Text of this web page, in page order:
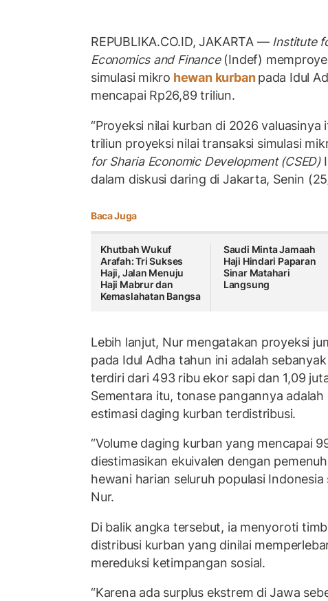
REPUBLIKA.CO.ID, JAKARTA — Institute
Economics and Finance (Indef)
simulasi mikro hewan kurbanpada Idul
mencapai Rp26,89 triliun.
“Proyeksi nilai kurban di 2026 valuasinya
triliun proyeksi nilai transaksi simulasi
for Sharia Economic Development (CSED)
dalam diskusi daring di Jakarta, Senin
Baca Juga
Khutbah Wukuf
Arafah: Tri Sukses
Haji, Jalan Menuju
Haji Mabrur dan
Kemaslahatan Bangsa
Saudi Minta Jamaah
Haji Hindari Paparan
Sinar Matahari
Langsung
Lebih lanjut, Nur mengatakan proyeksi
pada Idul Adha tahun ini adalah
terdiri dari 493 ribu ekor sapi dan 1,09
Sementara itu, tonase pangannya
estimasi daging kurban terdistribusi.
“Volume daging kurban yang mencapai
diestimasikan ekuivalen dengan
hewani harian seluruh populasi Indonesia
Nur.
Di balik angka tersebut, ia menyoroti
distribusi kurban yang dinilai
mereduksi ketimpangan sosial.
“Karena ada surplus ekstrem di Jawa